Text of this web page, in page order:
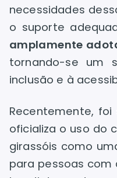
necessidades
o suporte
amplamente
tornando-se um
inclusão e à
Recentemente,
oficializa o uso do
girassóis como
para pessoas com